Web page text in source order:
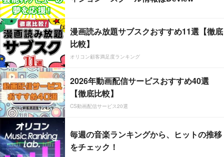
漫画読み放題サブスクおすすめ11選【徹底
比較】
オリコン顧客満足度ランキング
2026年動画配信サービスおすすめ40選
【徹底比較】
CS動画配信サービス20選
毎週の音楽ランキングから、ヒットの推移
をチェック！